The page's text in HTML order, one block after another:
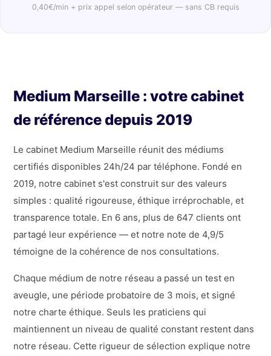
0,40€/min + prix appel selon opérateur — sans CB requis
Medium Marseille : votre cabinet
de référence depuis 2019
Le cabinet Medium Marseille réunit des médiums
certifiés disponibles 24h/24 par téléphone. Fondé en
2019, notre cabinet s'est construit sur des valeurs
simples : qualité rigoureuse, éthique irréprochable, et
transparence totale. En 6 ans, plus de 647 clients ont
partagé leur expérience — et notre note de 4,9/5
témoigne de la cohérence de nos consultations.
Chaque médium de notre réseau a passé un test en
aveugle, une période probatoire de 3 mois, et signé
notre charte éthique. Seuls les praticiens qui
maintiennent un niveau de qualité constant restent dans
notre réseau. Cette rigueur de sélection explique notre